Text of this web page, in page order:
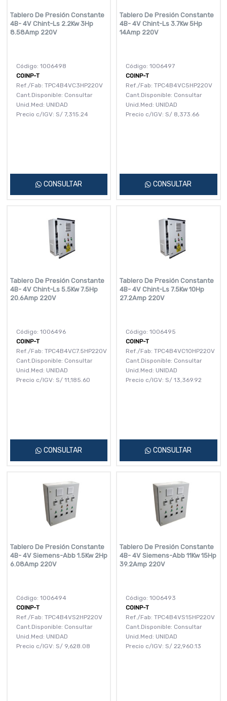
Tablero De Presión Constante
4B- 4V Chint-Ls 2.2Kw 3Hp
8.58Amp 220V
Código: 1006498
COINP-T
Ref./Fab: TPC4B4VC3HP220V
Cant.Disponible: Consultar
Unid.Med: UNIDAD
Precio c/IGV: S/ 7,315.24
CONSULTAR
Tablero De Presión Constante
4B- 4V Chint-Ls 3.7Kw 5Hp
14Amp 220V
Código: 1006497
COINP-T
Ref./Fab: TPC4B4VC5HP220V
Cant.Disponible: Consultar
Unid.Med: UNIDAD
Precio c/IGV: S/ 8,373.66
CONSULTAR
Tablero De Presión Constante
4B- 4V Chint-Ls 5.5Kw 7.5Hp
20.6Amp 220V
Código: 1006496
COINP-T
Ref./Fab: TPC4B4VC7.5HP220V
Cant.Disponible: Consultar
Unid.Med: UNIDAD
Precio c/IGV: S/ 11,185.60
CONSULTAR
Tablero De Presión Constante
4B- 4V Chint-Ls 7.5Kw 10Hp
27.2Amp 220V
Código: 1006495
COINP-T
Ref./Fab: TPC4B4VC10HP220V
Cant.Disponible: Consultar
Unid.Med: UNIDAD
Precio c/IGV: S/ 13,369.92
CONSULTAR
Tablero De Presión Constante
4B- 4V Siemens-Abb 1.5Kw 2Hp
6.08Amp 220V
Código: 1006494
COINP-T
Ref./Fab: TPC4B4VS2HP220V
Cant.Disponible: Consultar
Unid.Med: UNIDAD
Precio c/IGV: S/ 9,628.08
Tablero De Presión Constante
4B- 4V Siemens-Abb 11Kw 15Hp
39.2Amp 220V
Código: 1006493
COINP-T
Ref./Fab: TPC4B4VS15HP220V
Cant.Disponible: Consultar
Unid.Med: UNIDAD
Precio c/IGV: S/ 22,960.13